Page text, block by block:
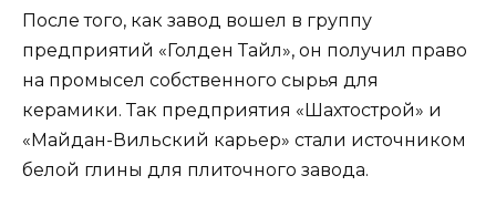
После того, как завод вошел в группу
предприятий «Голден Тайл», он получил право
на промысел собственного сырья для
керамики. Так предприятия «Шахтострой» и
«Майдан-Вильский карьер» стали источником
белой глины для плиточного завода.